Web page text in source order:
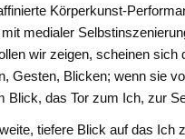
Körperkunst-
medialer
wir zeigen, scheinen
Gesten, Blicken; wenn sie
Blick, das Tor zum Ich, zur
tiefere Blick auf das